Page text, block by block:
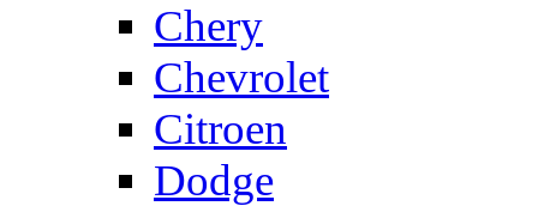
Chery
Chevrolet
Citroen
Dodge